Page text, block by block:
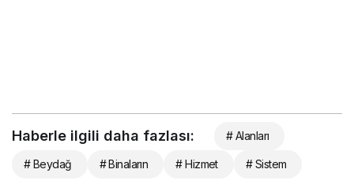
Haberle ilgili daha fazlası: # Alanları
# Beydağ # Binaların # Hizmet # Sistem